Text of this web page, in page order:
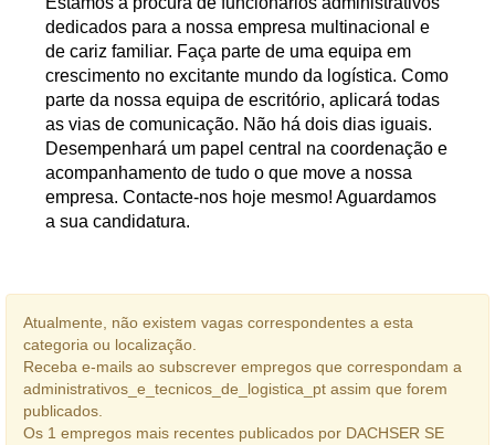
dedicados para a nossa empresa multinacional e
de cariz familiar. Faça parte de uma equipa em
crescimento no excitante mundo da logística. Como
parte da nossa equipa de escritório, aplicará todas
as vias de comunicação. Não há dois dias iguais.
Desempenhará um papel central na coordenação e
acompanhamento de tudo o que move a nossa
empresa. Contacte-nos hoje mesmo! Aguardamos
a sua candidatura.
Atualmente, não existem vagas correspondentes a esta
categoria ou localização.
Receba e-mails ao subscrever empregos que correspondam a
administrativos_e_tecnicos_de_logistica_pt assim que forem
publicados.
Os 1 empregos mais recentes publicados por DACHSER SE